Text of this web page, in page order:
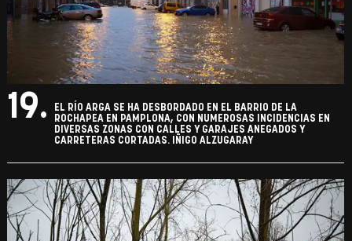
19.
EL RÍO ARGA SE HA DESBORDADO EN EL BARRIO DE LA
ROCHAPEA EN PAMPLONA, CON NUMEROSAS INCIDENCIAS EN
DIVERSAS ZONAS CON CALLES Y GARAJES ANEGADOS Y
CARRETERAS CORTADAS. IÑIGO ALZUGARAY